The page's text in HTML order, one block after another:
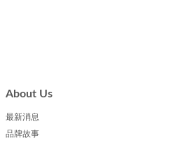
About Us
最新消息
品牌故事